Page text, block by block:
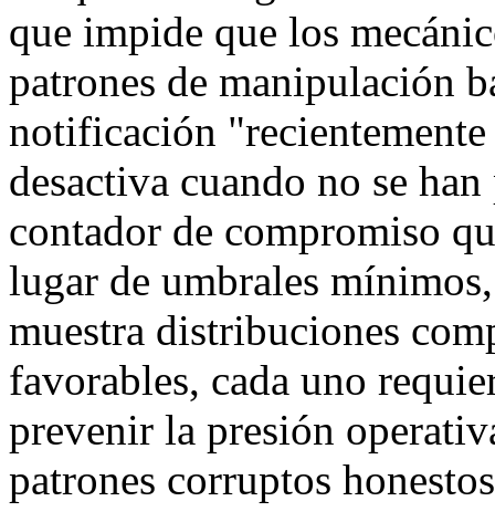
que impide que los
patrones de manipulación
notificación
desactiva cuando no se
contador de compromiso
lugar de umbrales
muestra distribuciones
favorables, cada uno
prevenir la presión
patrones corruptos